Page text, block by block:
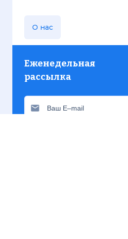
О нас
Еженедельная
рассылка